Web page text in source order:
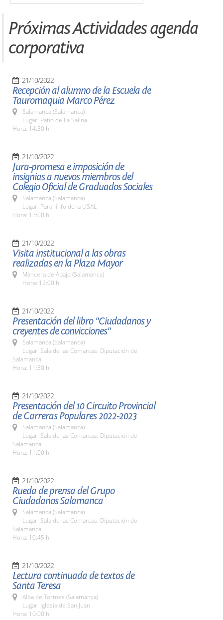
Próximas Actividades agenda
corporativa
21/10/2022
Recepción al alumno de la Escuela de
Tauromaquia Marco Pérez
Salamanca (Salamanca)
Lugar: Patio de La Salina
Hora: 14:30 h.
21/10/2022
Jura-promesa e imposición de
insignias a nuevos miembros del
Colegio Oficial de Graduados Sociales
Salamanca (Salamanca)
Lugar: Paraninfo de la USAL
Hora: 13:00 h.
21/10/2022
Visita institucional a las obras
realizadas en la Plaza Mayor
Mancera de Abajo (Salamanca)
Hora: 12:00 h.
21/10/2022
Presentación del libro "Ciudadanos y
creyentes de convicciones"
Salamanca (Salamanca)
Lugar: Sala de las Comarcas. Diputación de
Salamanca
Hora: 11:30 h.
21/10/2022
Presentación del 10 Circuito Provincial
de Carreras Populares 2022-2023
Salamanca (Salamanca)
Lugar: Sala de las Comarcas. Diputación de
Salamanca
Hora: 11:00 h.
21/10/2022
Rueda de prensa del Grupo
Ciudadanos Salamanca
Salamanca (Salamanca)
Lugar: Sala de las Comarcas. Diputación de
Salamanca
Hora: 10:45 h.
21/10/2022
Lectura continuada de textos de
Santa Teresa
Alba de Tormes (Salamanca)
Lugar: Iglesia de San Juan
Hora: 10:00 h.